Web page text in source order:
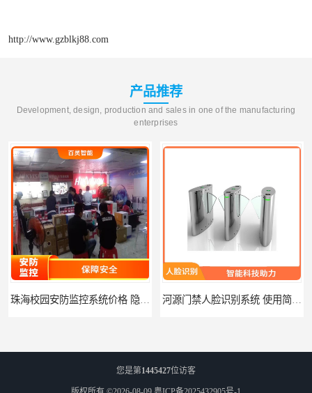
http://www.gzblkj88.com
产品推荐
Development, design, production and sales in one of the manufacturing
enterprises
您是第1445427位访客